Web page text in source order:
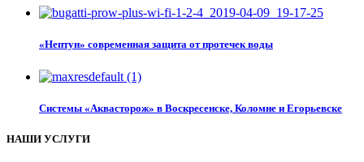
«Нептун» современная защита от протечек воды
Системы «Аквасторож» в Воскресенске, Коломне и Егорьевске
НАШИ УСЛУГИ